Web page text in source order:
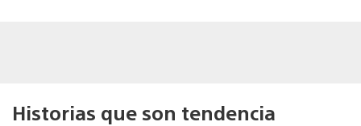
Historias que son tendencia